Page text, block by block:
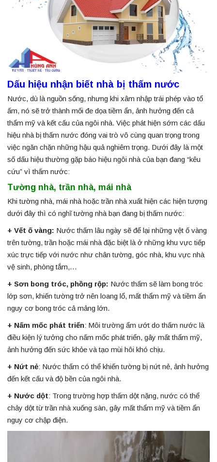
Dấu hiệu nhận biết nhà bị thấm nước
Nước, dù là nguồn sống, nhưng khi xâm nhập trái phép vào tổ
ấm, nó sẽ trở thành mối đe dọa tiềm ẩn, ảnh hưởng đến cả
thẩm mỹ và kết cấu của ngôi nhà. Việc phát hiện sớm các dấu
hiệu nhà bị thấm nước đóng vai trò vô cùng quan trọng trong
việc ngăn chặn những hậu quả nghiêm trọng. Dưới đây là một
số dấu hiệu thường gặp báo hiệu ngôi nhà của bạn đang “kêu
cứu” vì thấm nước:
Tường nhà, trần nhà, mái nhà
Khi tường nhà, mái nhà hoặc trần nhà xuất hiện các hiện tượng
dưới đây thì có nghĩ tường nhà bạn đang bị thấm nước:
+ Vết ố vàng: Nước thấm lâu ngày sẽ để lại những vệt ố vàng
trên tường, trần hoặc mái nhà đặc biệt là ở những khu vực tiếp
xúc trực tiếp với nước như chân tường, góc nhà, khu vực nhà
vệ sinh, phòng tắm,…
+ Sơn bong tróc, phồng rộp: Nước thấm sẽ làm bong tróc
lớp sơn, khiến tường trở nên loang lổ, mất thẩm mỹ và tiềm ẩn
nguy cơ bong tróc cả mảng lớn.
+ Nấm mốc phát triển: Môi trường ẩm ướt do thấm nước là
điều kiện lý tưởng cho nấm mốc phát triển, gây mất thẩm mỹ,
ảnh hưởng đến sức khỏe và tạo mùi hôi khó chịu.
+ Nứt nẻ: Nước thấm có thể khiến tường bị nứt nẻ, ảnh hưởng
đến kết cấu và độ bền của ngôi nhà.
+ Nước dột: Trong trường hợp thấm dột nặng, nước có thể
chảy dột từ trần nhà xuống sàn, gây mất thẩm mỹ và tiềm ẩn
nguy cơ chập điện.